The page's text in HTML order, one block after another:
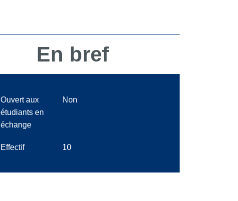
En bref
Ouvert aux
étudiants en
échange
Non
Effectif 10